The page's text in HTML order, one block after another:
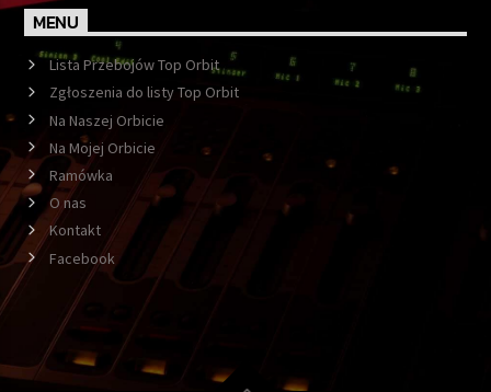
MENU
Lista Przebojów Top Orbit
Zgłoszenia do listy Top Orbit
Na Naszej Orbicie
Na Mojej Orbicie
Ramówka
O nas
Kontakt
Facebook